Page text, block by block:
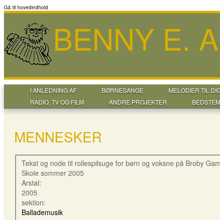
Gå til hovedindhold
BENNY E.
I ANLEDNING AF BØRNESANGE
MELODIER TIL
RADIO, TV OG FILM
ANDRE PROJEKTER
MENNESKER
Tekst og node til rollespilsuge for børn og voksne på Broby
Skole sommer 2005
Arstal:
2005
sektion:
Ballademusik